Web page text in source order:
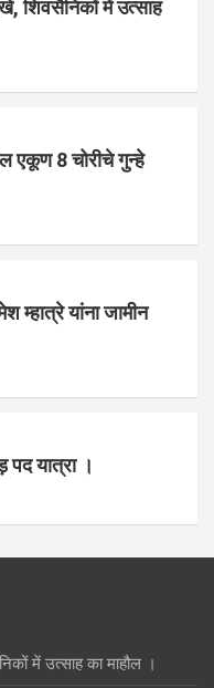
शिवसैनिकों में उत्साह
एकूण 8 चोरीचे गुन्हे
म्हात्रे यांना जामीन
पद यात्रा ।
में उत्साह का माहौल ।